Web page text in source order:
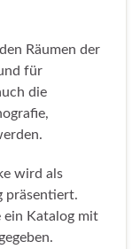
Räumen der
für
die
wird als
präsentiert.
ein Katalog mit